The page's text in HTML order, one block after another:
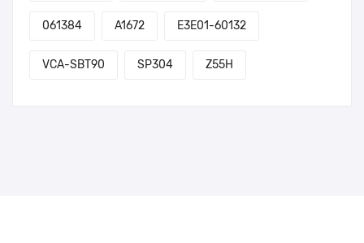
061384 A1672 E3E01-60132
VCA-SBT90 SP304 Z55H